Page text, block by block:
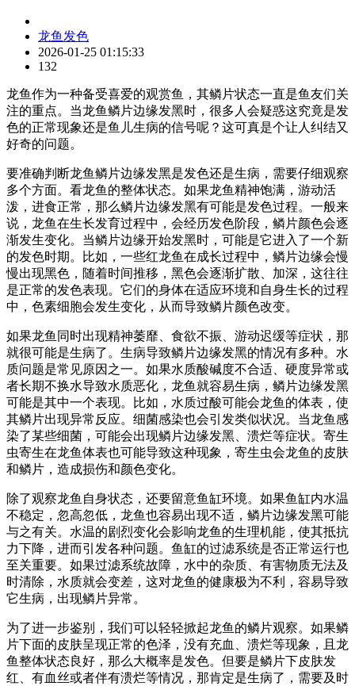
龙鱼发色
2026-01-25 01:15:33
132
龙鱼作为一种备受喜爱的观赏鱼，其鳞片状态一直是鱼友们关
注的重点。当龙鱼鳞片边缘发黑时，很多人会疑惑这究竟是发
色的正常现象还是鱼儿生病的信号呢？这可真是个让人纠结又
好奇的问题。
要准确判断龙鱼鳞片边缘发黑是发色还是生病，需要仔细观察
多个方面。看龙鱼的整体状态。如果龙鱼精神饱满，游动活
泼，进食正常，那么鳞片边缘发黑有可能是发色过程。一般来
说，龙鱼在生长发育过程中，会经历发色阶段，鳞片颜色会逐
渐发生变化。当鳞片边缘开始发黑时，可能是它进入了一个新
的发色时期。比如，一些红龙鱼在成长过程中，鳞片边缘会慢
慢出现黑色，随着时间推移，黑色会逐渐扩散、加深，这往往
是正常的发色表现。它们的身体在适应环境和自身生长的过程
中，色素细胞会发生变化，从而导致鳞片颜色改变。
如果龙鱼同时出现精神萎靡、食欲不振、游动迟缓等症状，那
就很可能是生病了。生病导致鳞片边缘发黑的情况有多种。水
质问题是常见原因之一。如果水质酸碱度不合适、硬度异常或
者长期不换水导致水质恶化，龙鱼就容易生病，鳞片边缘发黑
可能是其中一个表现。比如，水质过酸可能会龙鱼的体表，使
其鳞片出现异常反应。细菌感染也会引发类似状况。当龙鱼感
染了某些细菌，可能会出现鳞片边缘发黑、溃烂等症状。寄生
虫寄生在龙鱼体表也可能导致这种现象，寄生虫会龙鱼的皮肤
和鳞片，造成损伤和颜色变化。
除了观察龙鱼自身状态，还要留意鱼缸环境。如果鱼缸内水温
不稳定，忽高忽低，龙鱼也容易出现不适，鳞片边缘发黑可能
与之有关。水温的剧烈变化会影响龙鱼的生理机能，使其抵抗
力下降，进而引发各种问题。鱼缸的过滤系统是否正常运行也
至关重要。如果过滤系统故障，水中的杂质、有害物质无法及
时清除，水质就会变差，这对龙鱼的健康极为不利，容易导致
它生病，出现鳞片异常。
为了进一步鉴别，我们可以轻轻掀起龙鱼的鳞片观察。如果鳞
片下面的皮肤呈现正常的色泽，没有充血、溃烂等现象，且龙
鱼整体状态良好，那么大概率是发色。但要是鳞片下皮肤发
红、有血丝或者伴有溃烂等情况，那肯定是生病了，需要及时